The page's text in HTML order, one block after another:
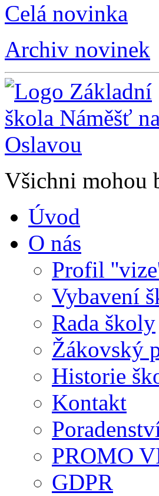
Celá novinka
Archiv novinek
Všichni mohou
Úvod
O nás
Profil
Vybavení
Rada školy
Žákovský
Historie
Kontakt
PROMO
GDPR